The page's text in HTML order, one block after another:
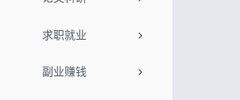
求职就业
副业赚钱